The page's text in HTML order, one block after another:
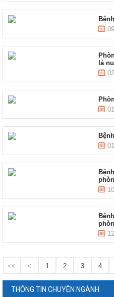
lá
<< < 1 2 3 4
THÔNG TIN CHUYÊN NGÀNH